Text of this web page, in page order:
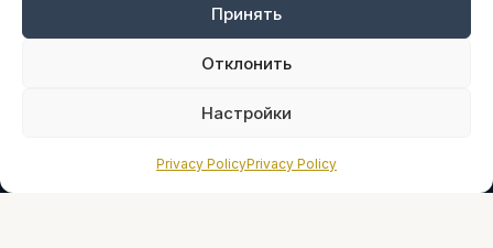
Принять
Отклонить
Настройки
Privacy PolicyPrivacy Policy
Оплата онлайн